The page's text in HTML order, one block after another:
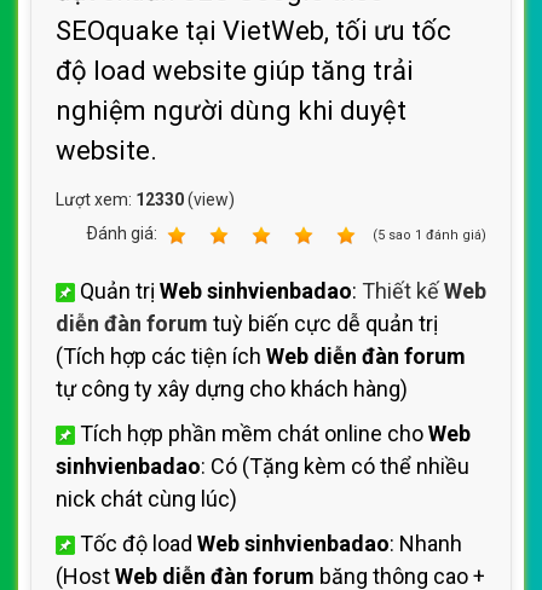
SEOquake tại VietWeb, tối ưu tốc
độ load website giúp tăng trải
nghiệm người dùng khi duyệt
website.
Lượt xem: 12330(view)
Ðánh giá:
(5 sao 1 đánh giá)
Quản trị Web sinhvienbadao: Thiết kếWeb
diễn đàn forum tuỳ biến cực dễ quản trị
(Tích hợp các tiện ích Web diễn đàn forum
tự công ty xây dựng cho khách hàng)
Tích hợp phần mềm chát online choWeb
sinhvienbadao: Có (Tặng kèm có thể nhiều
nick chát cùng lúc)
Tốc độ load Web sinhvienbadao: Nhanh
(HostWeb diễn đàn forum băng thông cao +